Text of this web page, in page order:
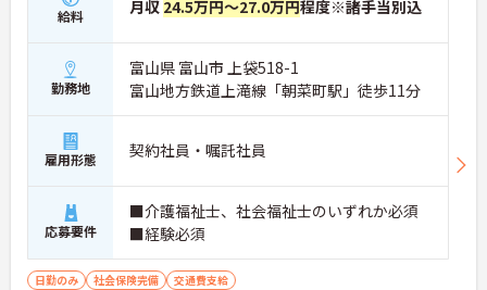
給料 月収 24.5万円～27.0万円程度※諸手当別込
勤務地
富山県 富山市 上袋518-1
富山地方鉄道上滝線「朝菜町駅」徒歩11分
雇用形態 契約社員・嘱託社員
応募要件
■介護福祉士、社会福祉士のいずれか必須
■経験必須
日勤のみ 社会保険完備 交通費支給